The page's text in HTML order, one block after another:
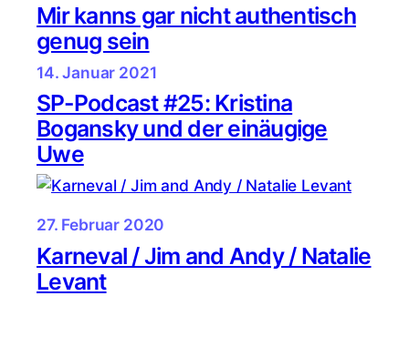
Mir kanns gar nicht authentisch
genug sein
14. Januar 2021
SP-Podcast #25: Kristina
Bogansky und der einäugige
Uwe
27. Februar 2020
Karneval / Jim and Andy / Natalie
Levant